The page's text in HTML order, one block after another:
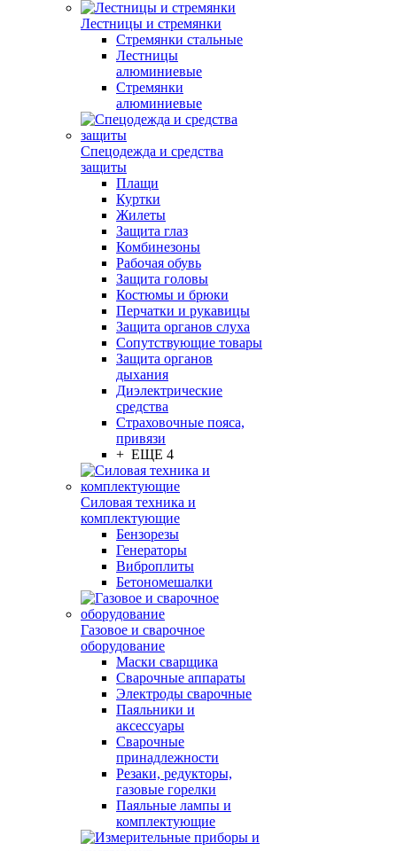
Лестницы и стремянки
Стремянки стальные
Лестницы
алюминиевые
Стремянки
алюминиевые
Спецодежда и средства
защиты
Плащи
Куртки
Жилеты
Защита глаз
Комбинезоны
Рабочая обувь
Защита головы
Костюмы и брюки
Перчатки и рукавицы
Защита органов слуха
Сопутствующие товары
Защита органов
дыхания
Диэлектрические
средства
Страховочные пояса,
привязи
+ ЕЩЕ 4
Силовая техника и
комплектующие
Бензорезы
Генераторы
Виброплиты
Бетономешалки
Газовое и сварочное
оборудование
Маски сварщика
Сварочные аппараты
Электроды сварочные
Паяльники и
аксессуары
Сварочные
принадлежности
Резаки, редукторы,
газовые горелки
Паяльные лампы и
комплектующие